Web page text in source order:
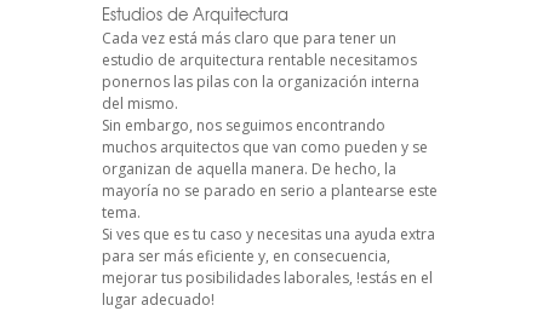
Estudios de Arquitectura
Cada vez está más claro que para tener un
estudio de arquitectura rentable necesitamos
ponernos las pilas con la organización interna
del mismo.
Sin embargo, nos seguimos encontrando
muchos arquitectos que van como pueden y se
organizan de aquella manera. De hecho, la
mayoría no se parado en serio a plantearse este
tema.
Si ves que es tu caso y necesitas una ayuda extra
para ser más eficiente y, en consecuencia,
mejorar tus posibilidades laborales, !estás en el
lugar adecuado!